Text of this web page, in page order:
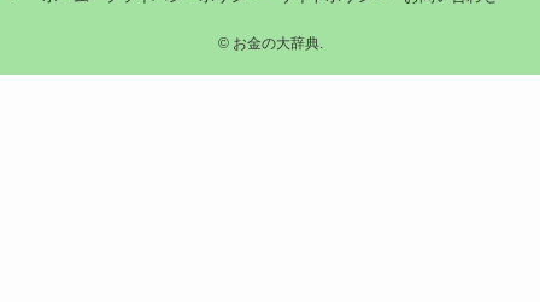
©お金の大辞典.